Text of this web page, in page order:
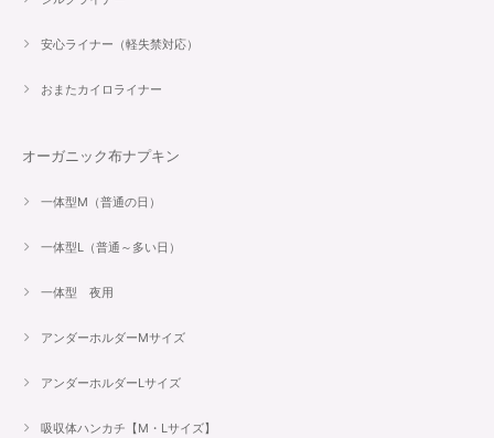
安心ライナー（軽失禁対応）
おまたカイロライナー
オーガニック布ナプキン
一体型M（普通の日）
一体型L（普通～多い日）
一体型 夜用
アンダーホルダーMサイズ
アンダーホルダーLサイズ
吸収体ハンカチ【M・Lサイズ】